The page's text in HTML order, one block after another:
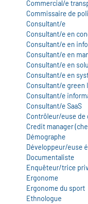
Commercial/e
Commissaire de
Consultant/e
Consultant/e en
Consultant/e en
Consultant/e en
Consultant/e en
Consultant/e en
Consultant/e green
Consultant/e
Consultant/e SaaS
Contrôleur/euse de
Credit manager
Démographe
Développeur/euse
Documentaliste
Enquêteur/trice
Ergonome
Ergonome du sport
Ethnologue